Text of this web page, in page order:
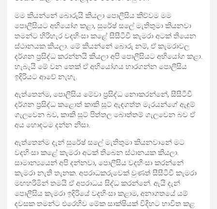
මම කියන්නේ බොරුයි කියලා පොලීසිය කිව්වම මම
පොලීසියට අභියෝග කළා, සුරේෂ් සලේ මැතිතුමා කියනවා
තමන්ට හිරිහැර වදහිංසා කළේ සීසීටීවී කැමරා අටක් තියෙන
ස්ථානයක කියලා. මේ කියන්නේ බොරු නම්, ඒ කැමරාවල
දර්ශන ප්‍රසිද්ධ කරන්නයි කියලා අපි පොලීසියට අභියෝග කළා.
හැබැයි මේ වන තෙක් ඒ අභියෝගය භාරගන්න පොලීසිය
ඉදිරියට ආවේ නැහැ.
ඇත්තෙන්ම, පොලීසිය මේවා ප්‍රසිද්ධ නොකරන්නේ, සීසීටීවී
දර්ශන ප්‍රසිද්ධ කළොත් කාකි සූට් ඇඳගත්ත මැරයන්ගේ ඇඳුම්
ගැලවෙන බව, කාකි සූට් පිත්තල බොත්තම් ගැලවෙන බව ඒ
අය හොඳටම දන්න නිසා.
ඇත්තෙන්ම දැන් සුරේෂ් සලේ මැතිතුමා කියනවානේ මට
වදහිංසා කළේ කැමරා අටක් තිබෙන ස්ථානයක කියලා.
සාමාන්‍යයෙන් අපි දන්නවා, පොලීසිය වදහිංසා කරන්නේ
කැමරා නැති තැනක. අපරාධකරුවෙක් වුණත් සීසීටීවී කැමරා
මඟහරිමින් තමයි ඒ අපරාධය සිද්ධ කරන්නේ. ඇයි දැන්
පොලීසිය කැමරා ඉදිරියේ වදහිංසා කළාම, අනාගතයේ යම්
දවසක තමන්ට එරෙහිව මේක සාක්ෂියක් විදිහට භාවිත කළ